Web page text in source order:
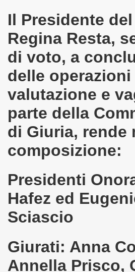
Il Presidente
Regina Resta,
di voto, a
delle
valutazione e
parte della
di Giuria, rende
composizione:
Presidenti
Hafez ed
Sciascio
Giurati: Anna
Annella Prisco,
MEDIOEVO (F. Squeo - 13-10-